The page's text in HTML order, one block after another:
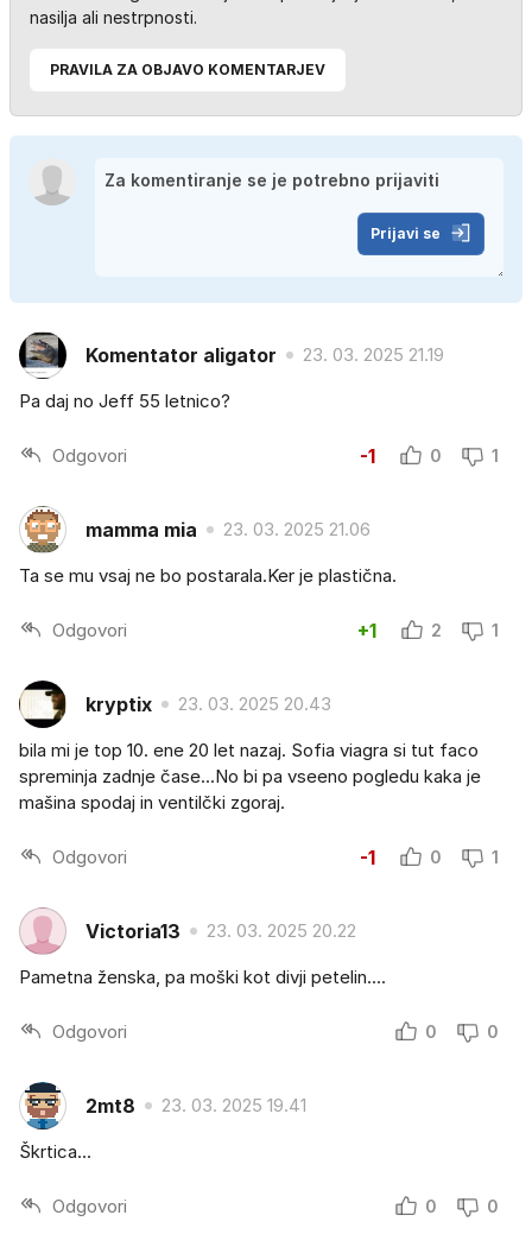
nasilja ali nestrpnosti.
PRAVILA ZA OBJAVO KOMENTARJEV
Prijavi se
Komentator aligator 23. 03. 2025 21.19
Pa daj no Jeff 55 letnico?
Odgovori -1 0 1
mamma mia 23. 03. 2025 21.06
Ta se mu vsaj ne bo postarala.Ker je plastična.
Odgovori +1 2 1
kryptix 23. 03. 2025 20.43
bila mi je top 10. ene 20 let nazaj. Sofia viagra si tut faco
spreminja zadnje čase...No bi pa vseeno pogledu kaka je
mašina spodaj in ventilčki zgoraj.
Odgovori -1 0 1
Victoria13 23. 03. 2025 20.22
Pametna ženska, pa moški kot divji petelin....
Odgovori 0 0
2mt8 23. 03. 2025 19.41
Škrtica...
Odgovori 0 0